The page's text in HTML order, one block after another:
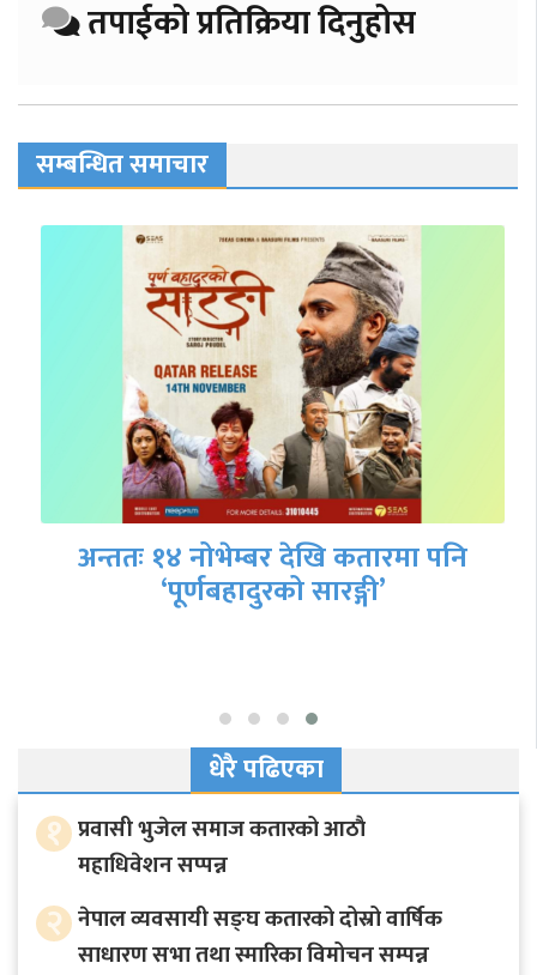
तपाईको प्रतिक्रिया दिनुहोस
सम्बन्धित समाचार
अन्ततः १४ नोभेम्बर देखि कतारमा पनि
‘पूर्णबहादुरको सारङ्गी’
धेरै पढिएका
१ प्रवासी भुजेल समाज कतारको आठाै
महाधिवेशन सप्पन्न
२ नेपाल व्यवसायी सङ्घ कतारको दोस्रो वार्षिक
साधारण सभा तथा स्मारिका विमोचन सम्पन्न